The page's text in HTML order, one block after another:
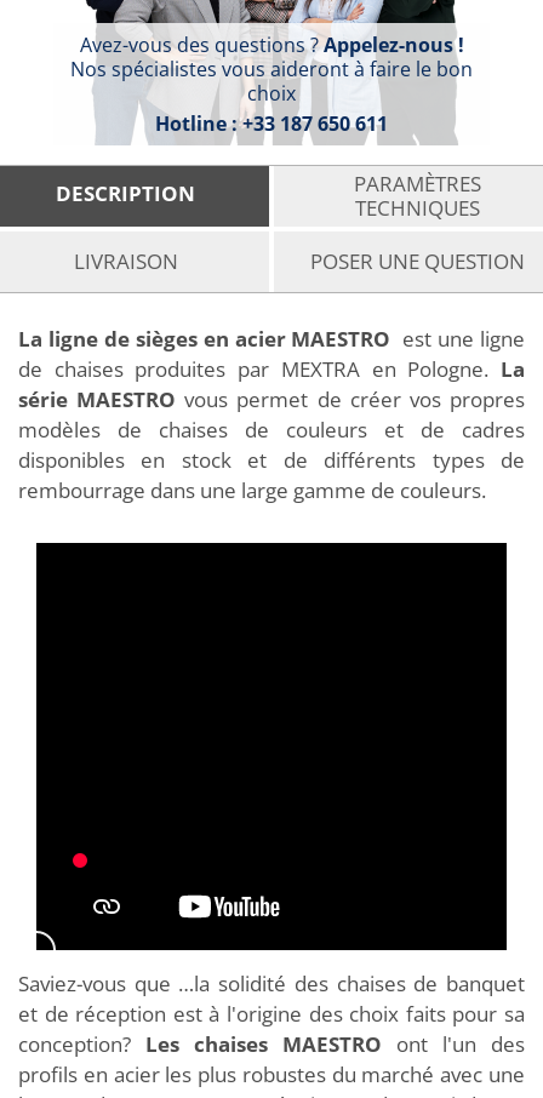
Avez-vous des questions ?Appelez-nous !
Nos spécialistes vous aideront à faire le bon
choix
Hotline :+33 187 650 611
DESCRIPTION
PARAMÈTRES
TECHNIQUES
LIVRAISON
POSER UNE QUESTION
La ligne de sièges en acier MAESTRO est une ligne
de chaises produites par MEXTRA en Pologne. La
série MAESTRO vous permet de créer vos propres
modèles de chaises de couleurs et de cadres
disponibles en stock et de différents types de
rembourrage dans une large gamme de couleurs.
Saviez-vous que …la solidité des chaises de banquet
et de réception est à l'origine des choix faits pour sa
conception? Les chaises MAESTRO ont l'un des
profils en acier les plus robustes du marché avec une